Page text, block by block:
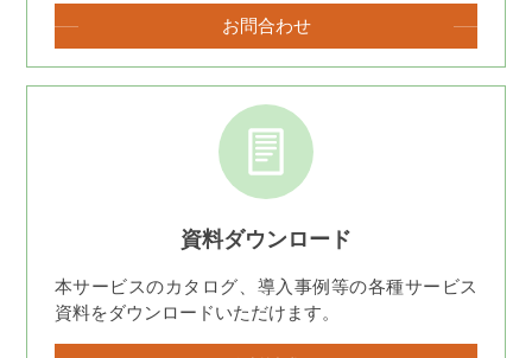
お問合わせ
資料ダウンロード
本サービスのカタログ、導入事例等の各種サービス
資料をダウンロードいただけます。